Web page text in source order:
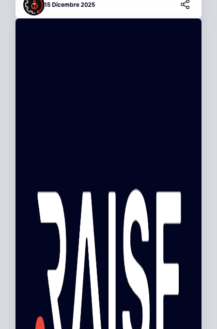
15 Dicembre 2025